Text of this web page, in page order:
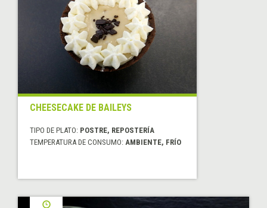
CHEESECAKE DE BAILEYS
TIPO DE PLATO: POSTRE, REPOSTERÍA
TEMPERATURA DE CONSUMO: AMBIENTE, FRÍO